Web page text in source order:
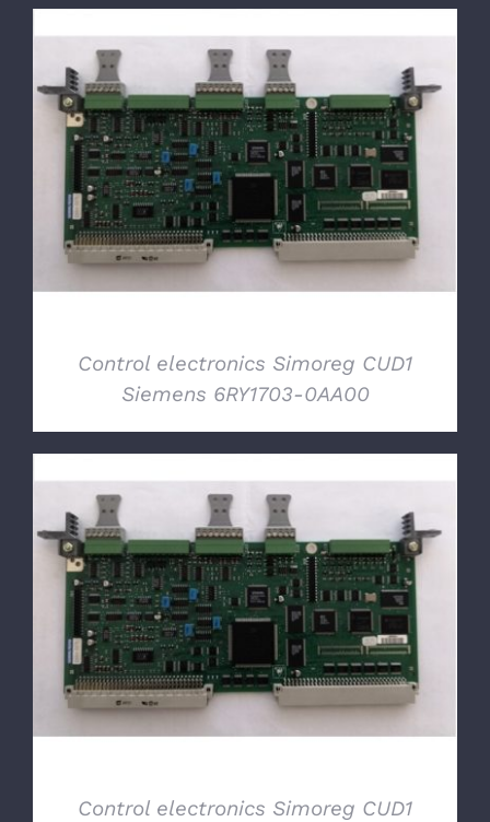
DETTAGLI
Control electronics Simoreg CUD1
Siemens 6RY1703-0AA00
DETTAGLI
Control electronics Simoreg CUD1